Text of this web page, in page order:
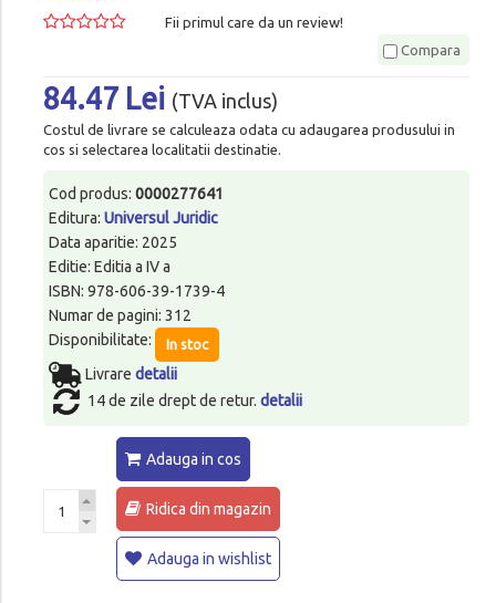
Fii primul care da un review!
Compara
84.47 Lei (TVA inclus)
Costul de livrare se calculeaza odata cu adaugarea produsului in
cos si selectarea localitatii destinatie.
Cod produs: 0000277641
Editura: Universul Juridic
Data aparitie: 2025
Editie: Editia a IV a
ISBN: 978-606-39-1739-4
Numar de pagini: 312
Disponibilitate:
In stoc
Livrare detalii
14 de zile drept de retur. detalii
Adauga in cos
Ridica din magazin
Adauga in wishlist